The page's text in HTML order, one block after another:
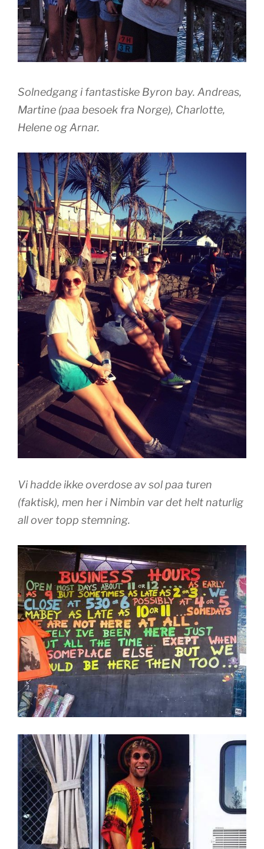
Solnedgang i fantastiske Byron bay. Andreas,
Martine (paa besoek fra Norge), Charlotte,
Helene og Arnar.
Vi hadde ikke overdose av sol paa turen
(faktisk), men her i Nimbin var det helt naturlig
all over topp stemning.